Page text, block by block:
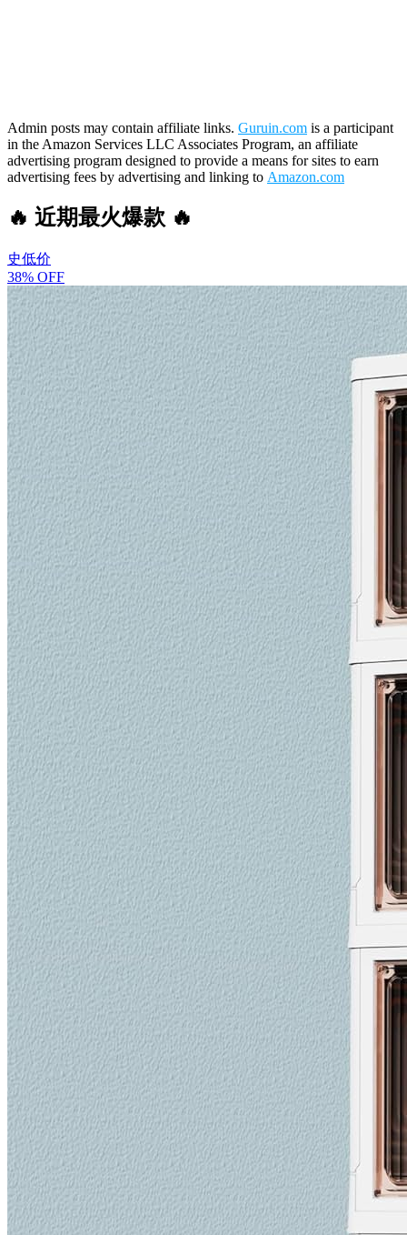
Admin posts may contain affiliate links. Guruin.com is a participant
in the Amazon Services LLC Associates Program, an affiliate
advertising program designed to provide a means for sites to earn
advertising fees by advertising and linking to Amazon.com
🔥 近期最火爆款 🔥
史低价
38% OFF